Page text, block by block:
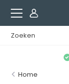
Home